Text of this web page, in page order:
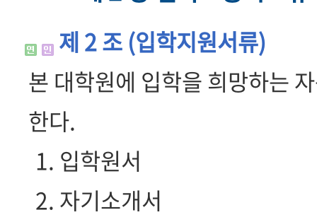
제 2 조 (입학지원서류)
본 대학원에 입학을 희망하는
한다.
1. 입학원서
2. 자기소개서